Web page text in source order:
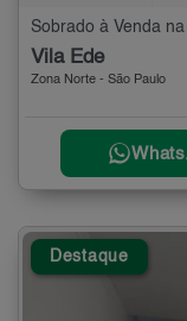
Sobrado à Venda
Vila Ede
Zona Norte - São Paulo
Destaque